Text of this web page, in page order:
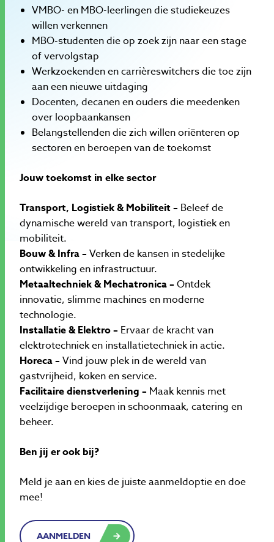
VMBO- en MBO-leerlingen die studiekeuzes
willen verkennen
MBO-studenten die op zoek zijn naar een stage
of vervolgstap
Werkzoekenden en carrièreswitchers die toe zijn
aan een nieuwe uitdaging
Docenten, decanen en ouders die meedenken
over loopbaankansen
Belangstellenden die zich willen oriënteren op
sectoren en beroepen van de toekomst
Jouw toekomst in elke sector
Transport, Logistiek & Mobiliteit – Beleef de
dynamische wereld van transport, logistiek en
mobiliteit.
Bouw & Infra –Verken de kansen in stedelijke
ontwikkeling en infrastructuur.
Metaaltechniek & Mechatronica –Ontdek
innovatie, slimme machines en moderne
technologie.
Installatie & Elektro – Ervaar de kracht van
elektrotechniek en installatietechniek in actie.
Horeca –Vind jouw plek in de wereld van
gastvrijheid, koken en service.
Facilitaire dienstverlening – Maak kennis met
veelzijdige beroepen in schoonmaak, catering en
beheer.
Ben jij er ook bij?
Meld je aan en kies de juiste aanmeldoptie en doe
mee!
AANMELDEN